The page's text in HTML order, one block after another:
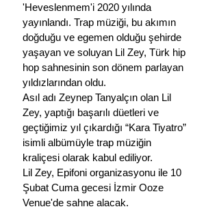
'Heveslenmem'i 2020 yılında
yayınlandı. Trap müziği, bu akımın
doğduğu ve egemen olduğu şehirde
yaşayan ve soluyan Lil Zey, Türk hip
hop sahnesinin son dönem parlayan
yıldızlarından oldu.
Asıl adı Zeynep Tanyalçın olan Lil
Zey, yaptığı başarılı düetleri ve
geçtiğimiz yıl çıkardığı “Kara Tiyatro”
isimli albümüyle trap müziğin
kraliçesi olarak kabul ediliyor.
Lil Zey, Epifoni organizasyonu ile 10
Şubat Cuma gecesi İzmir Ooze
Venue'de sahne alacak.